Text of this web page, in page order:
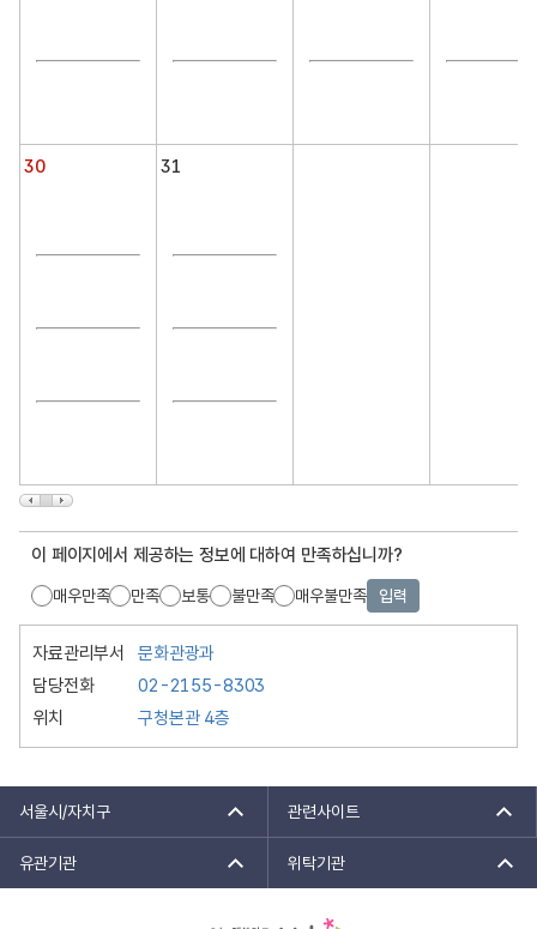
30 31
이 페이지에서 제공하는 정보에 대하여 만족하십니까?
매우만족 만족 보통 불만족 매우불만족 입력
자료관리부서
문화관광과
담당전화
02-2155-8303
위치
구청본관 4층
서울시/자치구 관련사이트
유관기관 위탁기관